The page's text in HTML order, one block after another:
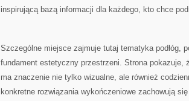
inspirującą bazą informacji dla każdego, kto chce
Szczególne miejsce zajmuje tutaj tematyka podłóg,
fundament estetyczny przestrzeni. Strona pokazuje,
ma znaczenie nie tylko wizualne, ale również
konkretne rozwiązania wykończeniowe zachowują